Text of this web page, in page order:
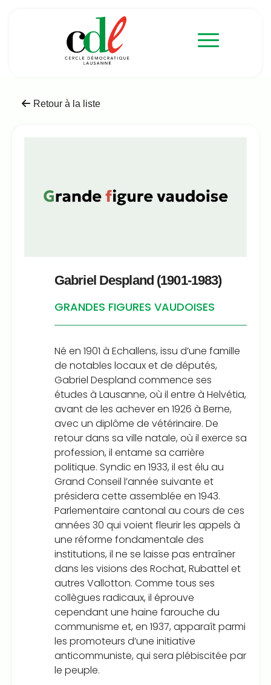
Retour à la liste
Gabriel Despland (1901-1983)
GRANDES FIGURES VAUDOISES
Né en 1901 à Echallens, issu d’une famille
de notables locaux et de députés,
Gabriel Despland commence ses
études à Lausanne, où il entre à Helvétia,
avant de les achever en 1926 à Berne,
avec un diplôme de vétérinaire. De
retour dans sa ville natale, où il exerce sa
profession, il entame sa carrière
politique. Syndic en 1933, il est élu au
Grand Conseil l’année suivante et
présidera cette assemblée en 1943.
Parlementaire cantonal au cours de ces
années 30 qui voient fleurir les appels à
une réforme fondamentale des
institutions, il ne se laisse pas entraîner
dans les visions des Rochat, Rubattel et
autres Vallotton. Comme tous ses
collègues radicaux, il éprouve
cependant une haine farouche du
communisme et, en 1937, apparaît parmi
les promoteurs d’une initiative
anticommuniste, qui sera plébiscitée par
le peuple.